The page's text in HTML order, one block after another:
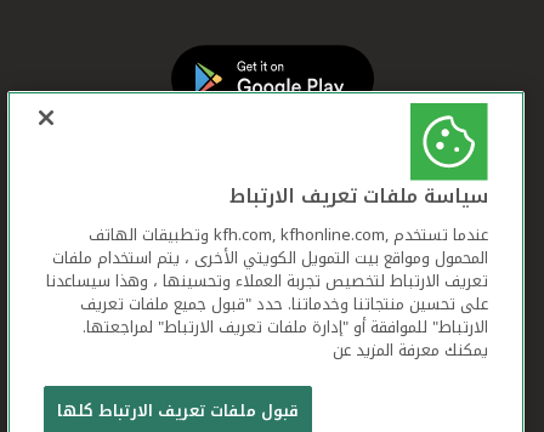
بيت التمويل الكويتي جميع الحقوق محفوظة © 2026
سياسة ملفات تعريف الارتباط
عندما تستخدم ,kfh.com, kfhonline.com وتطبيقات الهاتف
المحمول ومواقع بيت التمويل الكويتي الأخرى ، يتم استخدام ملفات
تعريف الارتباط لتخصيص تجربة العملاء وتحسينها ، وهذا سيساعدنا
على تحسين منتجاتنا وخدماتنا. حدد "قبول جميع ملفات تعريف
الارتباط" للموافقة أو "إدارة ملفات تعريف الارتباط" لمراجعتها.
يمكنك معرفة المزيد عن
قبول ملفات تعريف الارتباط كلها